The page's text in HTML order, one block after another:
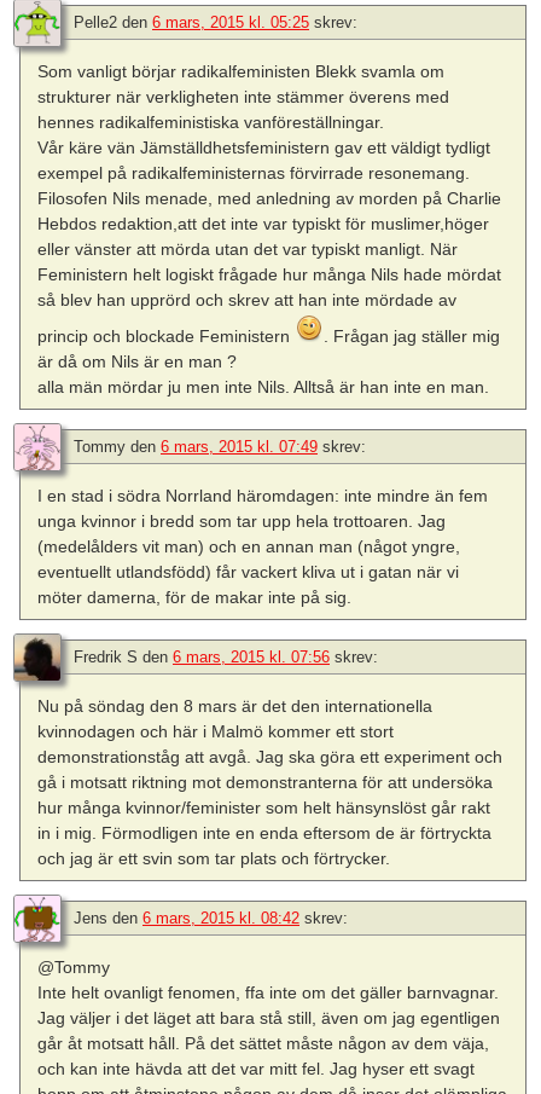
Pelle2 den 6 mars, 2015 kl. 05:25 skrev:
Som vanligt börjar radikalfeministen Blekk svamla om
strukturer när verkligheten inte stämmer överens med
hennes radikalfeministiska vanföreställningar.
Vår käre vän Jämställdhetsfeministern gav ett väldigt tydligt
exempel på radikalfeministernas förvirrade resonemang.
Filosofen Nils menade, med anledning av morden på Charlie
Hebdos redaktion,att det inte var typiskt för muslimer,höger
eller vänster att mörda utan det var typiskt manligt. När
Feministern helt logiskt frågade hur många Nils hade mördat
så blev han upprörd och skrev att han inte mördade av
princip och blockade Feministern
. Frågan jag ställer mig
är då om Nils är en man ?
alla män mördar ju men inte Nils. Alltså är han inte en man.
Tommy den 6 mars, 2015 kl. 07:49 skrev:
I en stad i södra Norrland häromdagen: inte mindre än fem
unga kvinnor i bredd som tar upp hela trottoaren. Jag
(medelålders vit man) och en annan man (något yngre,
eventuellt utlandsfödd) får vackert kliva ut i gatan när vi
möter damerna, för de makar inte på sig.
Fredrik S den 6 mars, 2015 kl. 07:56 skrev:
Nu på söndag den 8 mars är det den internationella
kvinnodagen och här i Malmö kommer ett stort
demonstrationståg att avgå. Jag ska göra ett experiment och
gå i motsatt riktning mot demonstranterna för att undersöka
hur många kvinnor/feminister som helt hänsynslöst går rakt
in i mig. Förmodligen inte en enda eftersom de är förtryckta
och jag är ett svin som tar plats och förtrycker.
Jens den 6 mars, 2015 kl. 08:42 skrev:
@Tommy
Inte helt ovanligt fenomen, ffa inte om det gäller barnvagnar.
Jag väljer i det läget att bara stå still, även om jag egentligen
går åt motsatt håll. På det sättet måste någon av dem väja,
och kan inte hävda att det var mitt fel. Jag hyser ett svagt